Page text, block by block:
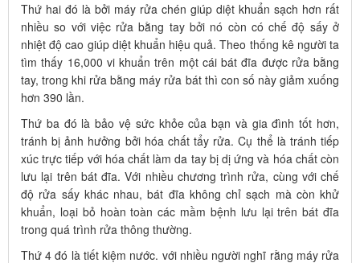
Thứ hai đó là bởi máy rửa chén giúp diệt khuẩn sạch hơn rất
nhiều so với việc rửa bằng tay bởi nó còn có chế độ sấy ở
nhiệt độ cao giúp diệt khuẩn hiệu quả. Theo thống kê người ta
tìm thấy 16,000 vi khuẩn trên một cái bát đĩa được rửa bằng
tay, trong khi rửa bằng máy rửa bát thì con số này giảm xuống
hơn 390 lần.
Thứ ba đó là bảo vệ sức khỏe của bạn và gia đình tốt hơn,
tránh bị ảnh hưởng bởi hóa chất tẩy rửa. Cụ thể là tránh tiếp
xúc trực tiếp với hóa chất làm da tay bị dị ứng và hóa chất còn
lưu lại trên bát đĩa. Với nhiều chương trình rửa, cùng với chế
độ rửa sấy khác nhau, bát đĩa không chỉ sạch mà còn khử
khuẩn, loại bỏ hoàn toàn các mầm bệnh lưu lại trên bát đĩa
trong quá trình rửa thông thường.
Thứ 4 đó là tiết kiệm nước. với nhiều người nghĩ rằng máy rửa